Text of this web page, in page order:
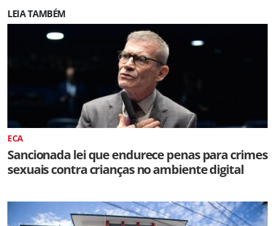
LEIA TAMBÉM
ECA
Sancionada lei que endurece penas para crimes
sexuais contra crianças no ambiente digital